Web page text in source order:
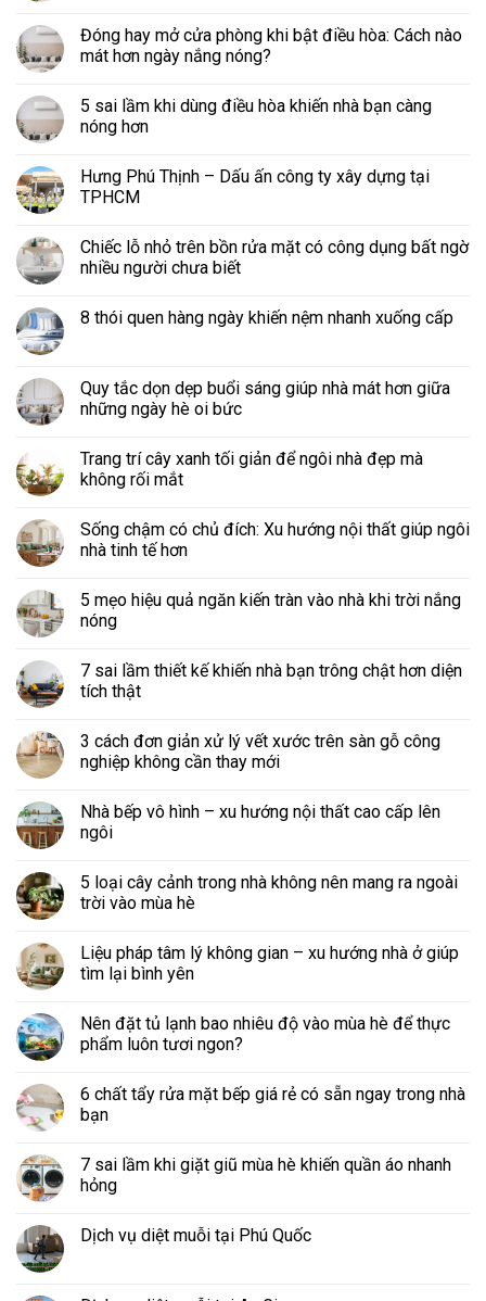
Đóng hay mở cửa phòng khi bật điều hòa: Cách nào
mát hơn ngày nắng nóng?
5 sai lầm khi dùng điều hòa khiến nhà bạn càng
nóng hơn
Hưng Phú Thịnh – Dấu ấn công ty xây dựng tại
TPHCM
Chiếc lỗ nhỏ trên bồn rửa mặt có công dụng bất ngờ
nhiều người chưa biết
8 thói quen hàng ngày khiến nệm nhanh xuống cấp
Quy tắc dọn dẹp buổi sáng giúp nhà mát hơn giữa
những ngày hè oi bức
Trang trí cây xanh tối giản để ngôi nhà đẹp mà
không rối mắt
Sống chậm có chủ đích: Xu hướng nội thất giúp ngôi
nhà tinh tế hơn
5 mẹo hiệu quả ngăn kiến tràn vào nhà khi trời nắng
nóng
7 sai lầm thiết kế khiến nhà bạn trông chật hơn diện
tích thật
3 cách đơn giản xử lý vết xước trên sàn gỗ công
nghiệp không cần thay mới
Nhà bếp vô hình – xu hướng nội thất cao cấp lên
ngôi
5 loại cây cảnh trong nhà không nên mang ra ngoài
trời vào mùa hè
Liệu pháp tâm lý không gian – xu hướng nhà ở giúp
tìm lại bình yên
Nên đặt tủ lạnh bao nhiêu độ vào mùa hè để thực
phẩm luôn tươi ngon?
6 chất tẩy rửa mặt bếp giá rẻ có sẵn ngay trong nhà
bạn
7 sai lầm khi giặt giũ mùa hè khiến quần áo nhanh
hỏng
Dịch vụ diệt muỗi tại Phú Quốc